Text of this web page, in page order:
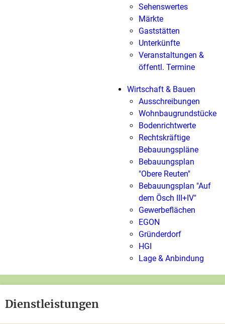
Sehenswertes
Märkte
Gaststätten
Unterkünfte
Veranstaltungen &
öffentl. Termine
Wirtschaft & Bauen
Ausschreibungen
Wohnbaugrundstücke
Bodenrichtwerte
Rechtskräftige
Bebauungspläne
Bebauungsplan
"Obere Reuten"
Bebauungsplan "Auf
dem Ösch III+IV"
Gewerbeflächen
EGON
Gründerdorf
HGI
Lage & Anbindung
Dienstleistungen